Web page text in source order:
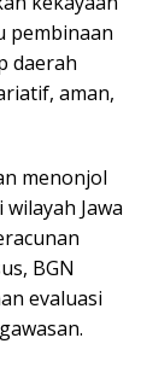
pembinaan
daerah
aman,
menonjol
Jawa
BGN
evaluasi